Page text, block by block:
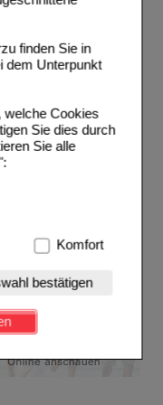
finden Sie in
dem Unterpunkt
welche Cookies
Sie dies durch
Sie alle
es sich um
Warenkorb,
verzichtet
zu gestalten,
Komfort
bestätigen